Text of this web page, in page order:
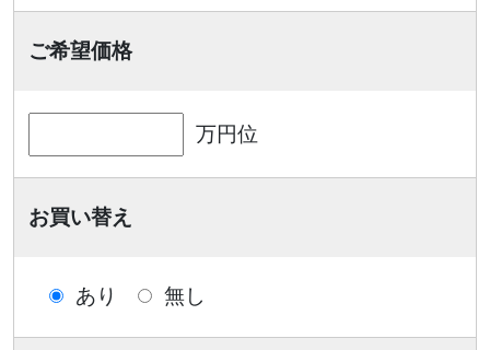
ご希望価格
万円位
お買い替え
あり 無し